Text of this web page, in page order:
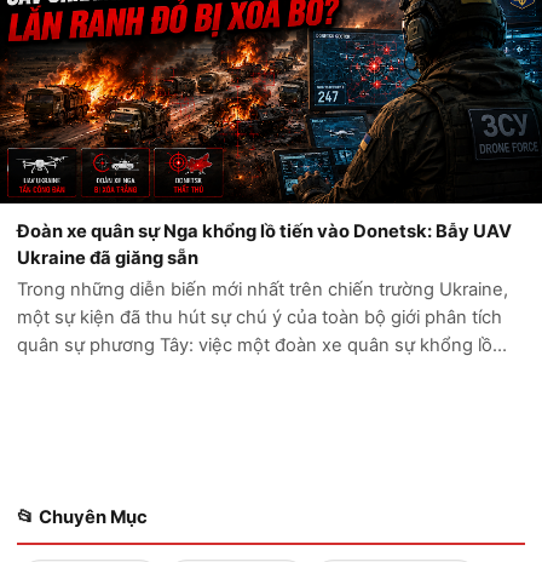
Đoàn xe quân sự Nga khổng lồ tiến vào Donetsk: Bẫy UAV
Ukraine đã giăng sẵn
Trong những diễn biến mới nhất trên chiến trường Ukraine,
một sự kiện đã thu hút sự chú ý của toàn bộ giới phân tích
quân sự phương Tây: việc một đoàn xe quân sự khổng lồ
📂 Chuyên Mục